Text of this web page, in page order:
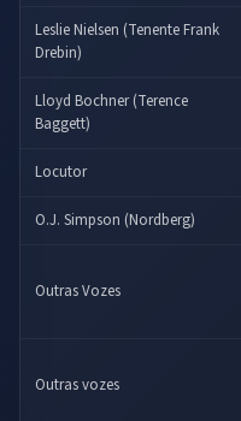
Leslie Nielsen (Tenente Frank
Drebin)
Lloyd Bochner (Terence
Baggett)
Locutor
O.J. Simpson (Nordberg)
Outras Vozes
Outras vozes